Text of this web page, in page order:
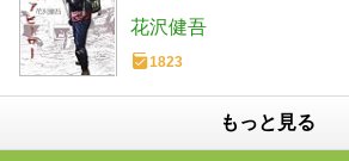
花沢健吾
1823
もっと見る